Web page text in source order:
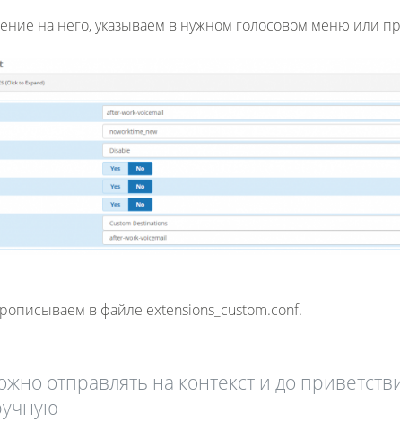
на него, указываем в нужном голосовом меню или
в файле extensions_custom.conf.
отправлять на контекст и до